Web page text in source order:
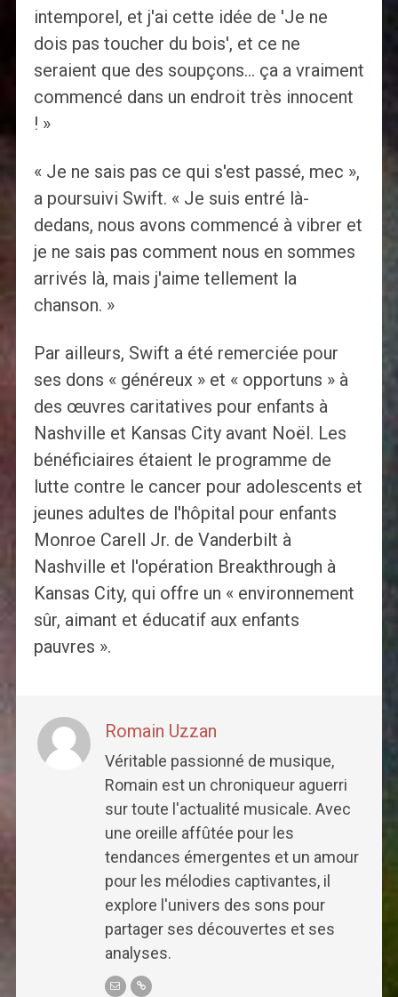
intemporel, et j'ai cette idée de 'Je ne
dois pas toucher du bois', et ce ne
seraient que des soupçons… ça a vraiment
commencé dans un endroit très innocent
! »
« Je ne sais pas ce qui s'est passé, mec »,
a poursuivi Swift. « Je suis entré là-
dedans, nous avons commencé à vibrer et
je ne sais pas comment nous en sommes
arrivés là, mais j'aime tellement la
chanson. »
Par ailleurs, Swift a été remerciée pour
ses dons « généreux » et « opportuns » à
des œuvres caritatives pour enfants à
Nashville et Kansas City avant Noël. Les
bénéficiaires étaient le programme de
lutte contre le cancer pour adolescents et
jeunes adultes de l'hôpital pour enfants
Monroe Carell Jr. de Vanderbilt à
Nashville et l'opération Breakthrough à
Kansas City, qui offre un « environnement
sûr, aimant et éducatif aux enfants
pauvres ».
Romain Uzzan
Véritable passionné de musique,
Romain est un chroniqueur aguerri
sur toute l'actualité musicale. Avec
une oreille affûtée pour les
tendances émergentes et un amour
pour les mélodies captivantes, il
explore l'univers des sons pour
partager ses découvertes et ses
analyses.